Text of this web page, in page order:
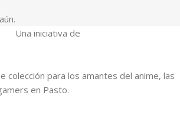
Una iniciativa de
colección para los amantes del anime, las
en Pasto.